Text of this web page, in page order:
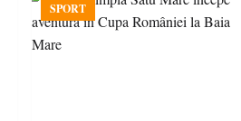
SPORT